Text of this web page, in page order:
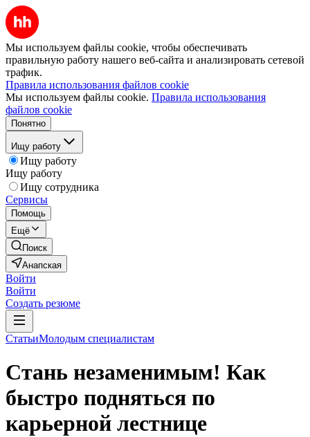
Мы используем файлы cookie, чтобы обеспечивать
правильную работу нашего веб-сайта и анализировать сетевой
трафик.
Правила использования файлов cookie
Мы используем файлы cookie. Правила использования
файлов cookie
Понятно
Ищу работу
Ищу работу
Ищу работу
Ищу сотрудника
Сервисы
Помощь
Ещё
Поиск
Анапская
Войти
Войти
Создать резюме
СтатьиМолодым специалистам
Стань незаменимым! Как
быстро подняться по
карьерной лестнице